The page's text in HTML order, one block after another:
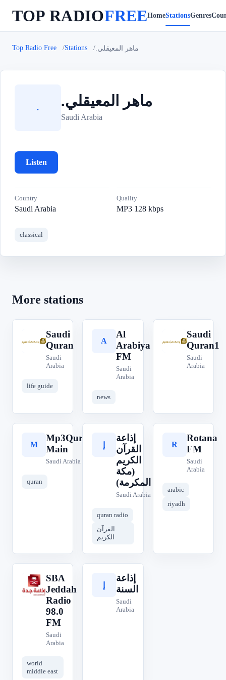
TOP RADIOFREEHomeStationsGenres
Top Radio Free Stations .ماهر المعيقلي
. .ماهر المعيقلي
Saudi Arabia
Listen
Country
Saudi Arabia
Quality
MP3 128 kbps
classical
More stations
S
Saudi
Quran
Saudi
Arabia
life guide
A
Al
Arabiya
FM
Saudi
Arabia
news
S
Saudi
Quran1
Saudi
Arabia
M
Mp3Quran
Main
Saudi Arabia
quran
إذاعة
القرآن
الكريم
(مكة
المكرمة)
Saudi Arabia
quran radio
القرآن
الكريم
R
Rotana
FM
Saudi
Arabia
arabic
riyadh
S
SBA
Jeddah
Radio
98.0
FM
Saudi
Arabia
world
middle east
إذاعة
السنة
Saudi
Arabia